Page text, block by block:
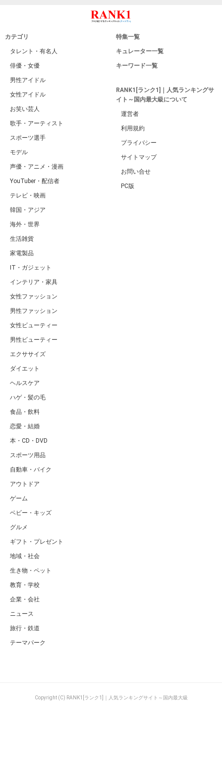
カテゴリ
タレント・有名人
俳優・女優
男性アイドル
女性アイドル
お笑い芸人
歌手・アーティスト
スポーツ選手
モデル
声優・アニメ・漫画
YouTuber・配信者
テレビ・映画
韓国・アジア
海外・世界
生活雑貨
家電製品
IT・ガジェット
インテリア・家具
女性ファッション
男性ファッション
女性ビューティー
男性ビューティー
エクササイズ
ダイエット
ヘルスケア
ハゲ・髪の毛
食品・飲料
恋愛・結婚
本・CD・DVD
スポーツ用品
自動車・バイク
アウトドア
ゲーム
ベビー・キッズ
グルメ
ギフト・プレゼント
地域・社会
生き物・ペット
教育・学校
企業・会社
ニュース
旅行・鉄道
テーマパーク
特集一覧
キュレーター一覧
キーワード一覧
RANK1[ランク1]｜人気ランキングサ
イト～国内最大級について
運営者
利用規約
プライバシー
サイトマップ
お問い合せ
PC版
Copyright (C) RANK1[ランク1]｜人気ランキングサイト～国内最大級